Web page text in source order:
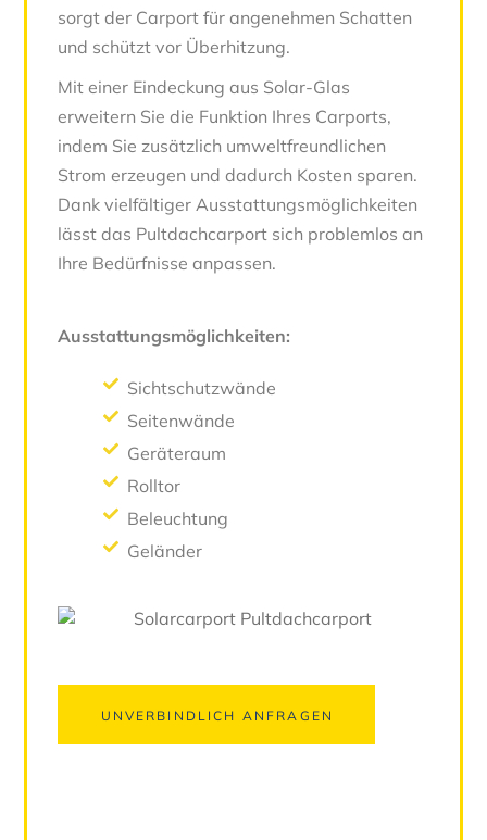
UNVERBINDLICH ANFRAGEN
sorgt der Carport für angenehmen Schatten
und schützt vor Überhitzung.
Mit einer Eindeckung aus Solar-Glas
erweitern Sie die Funktion Ihres Carports,
indem Sie zusätzlich umweltfreundlichen
Strom erzeugen und dadurch Kosten sparen.
Dank vielfältiger Ausstattungsmöglichkeiten
lässt das Pultdachcarport sich problemlos an
Ihre Bedürfnisse anpassen.
Ausstattungsmöglichkeiten:
Sichtschutzwände
Seitenwände
Geräteraum
Rolltor
Beleuchtung
Geländer